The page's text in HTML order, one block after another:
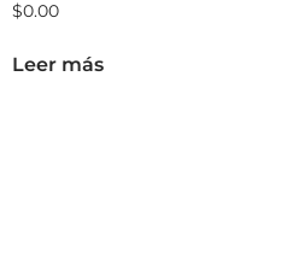
$0.00
Leer más